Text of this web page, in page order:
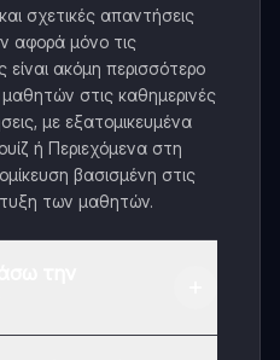
σχετικές απαντήσεις
αφορά μόνο τις
ακόμη περισσότερο
στις καθημερινές
με εξατομικευμένα
ή Περιεχόμενα στη
βασισμένη στις
των μαθητών.